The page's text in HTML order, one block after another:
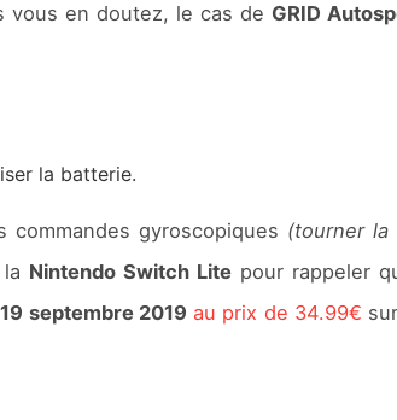
vous en doutez, le cas de GRID
la batterie.
gyroscopiques (tourner la
Nintendo Switch Litepour rappeler
19 septembre 2019 au prix de 34.99€ sur